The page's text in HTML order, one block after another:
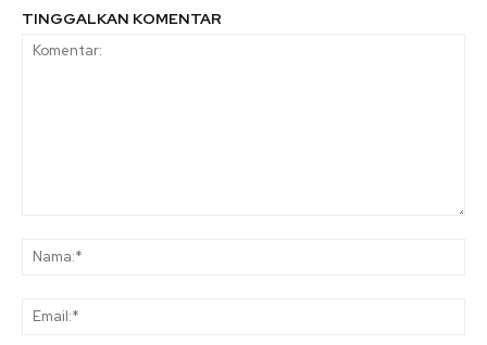
TINGGALKAN KOMENTAR